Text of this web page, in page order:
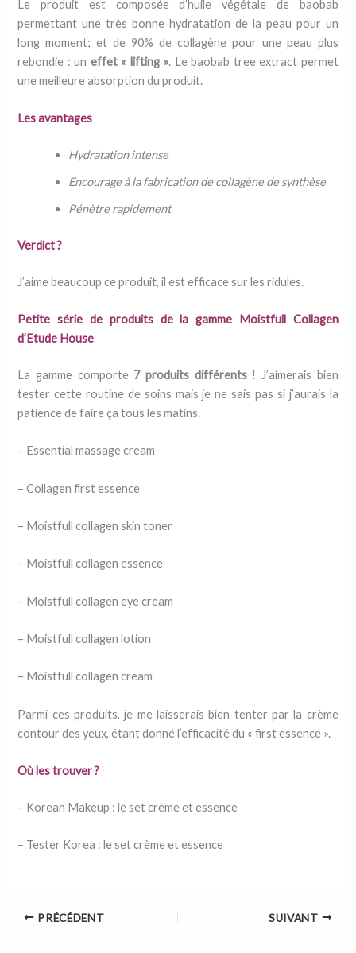
Le produit est composée d’huile végétale de baobab
permettant une très bonne hydratation de la peau pour un
long moment; et de 90% de collagène pour une peau plus
rebondie : un effet « lifting ». Le baobab tree extract permet
une meilleure absorption du produit.
Les avantages
Hydratation intense
Encourage à la fabrication de collagène de synthèse
Pénètre rapidement
Verdict ?
J’aime beaucoup ce produit, il est efficace sur les ridules.
Petite série de produits de la gamme Moistfull Collagen
d’Etude House
La gamme comporte 7 produits différents! J’aimerais bien
tester cette routine de soins mais je ne sais pas si j’aurais la
patience de faire ça tous les matins.
– Essential massage cream
– Collagen first essence
– Moistfull collagen skin toner
– Moistfull collagen essence
– Moistfull collagen eye cream
– Moistfull collagen lotion
– Moistfull collagen cream
Parmi ces produits, je me laisserais bien tenter par la crème
contour des yeux, étant donné l’efficacité du « first essence ».
Où les trouver ?
– Korean Makeup : le set crème et essence
– Tester Korea : le set crème et essence
PRÉCÉDENT SUIVANT